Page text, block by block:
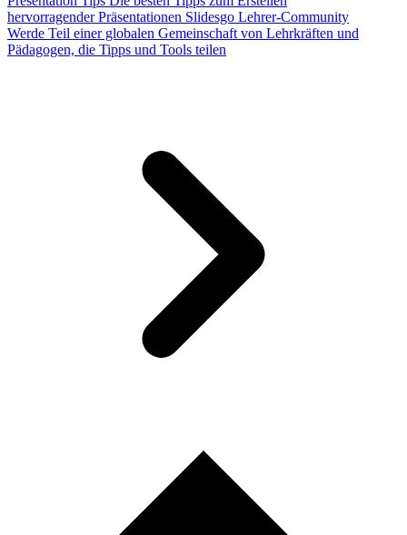
hervorragender Präsentationen Slidesgo Lehrer-Community
Werde Teil einer globalen Gemeinschaft von Lehrkräften und
Pädagogen, die Tipps und Tools teilen